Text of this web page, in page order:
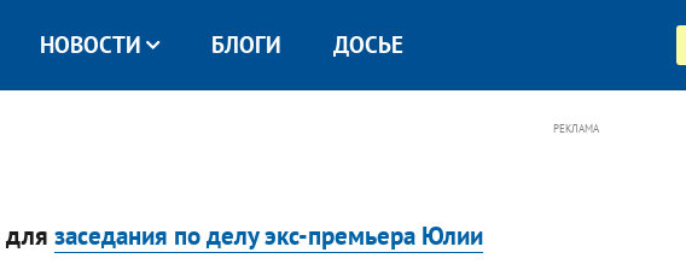
НОВОСТИ БЛОГИ ДОСЬЕ
для заседания по делу экс-премьера Юлии
РЕКЛАМА